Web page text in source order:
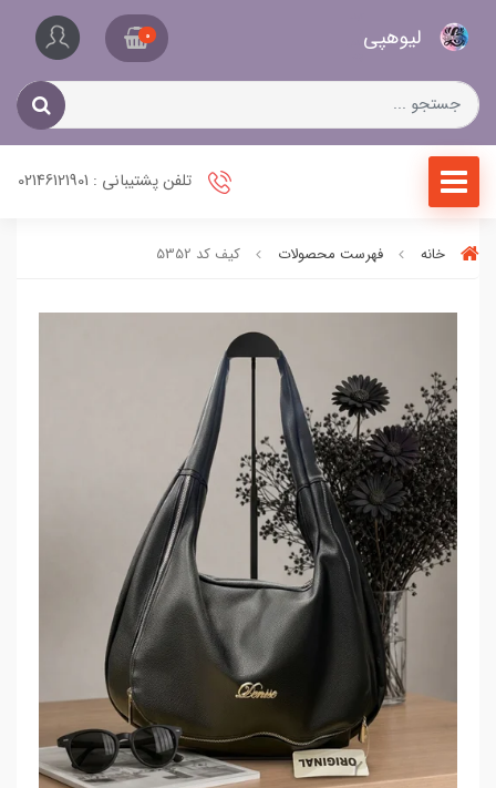
لیو‌هپی 0
تلفن پشتیبانی : 02146121901
خانه فهرست محصولات کیف کد 5352